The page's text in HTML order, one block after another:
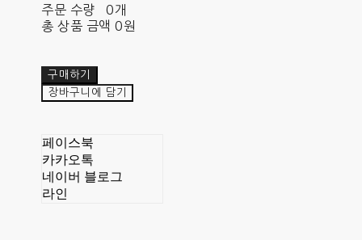
주문 수량
0개
총 상품 금액 0원
구매하기
장바구니에 담기
페이스북
카카오톡
네이버 블로그
라인